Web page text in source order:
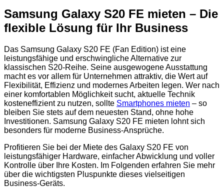
Samsung Galaxy S20 FE mieten – Die
flexible Lösung für Ihr Business
Das Samsung Galaxy S20 FE (Fan Edition) ist eine
leistungsfähige und erschwingliche Alternative zur
klassischen S20-Reihe. Seine ausgewogene Ausstattung
macht es vor allem für Unternehmen attraktiv, die Wert auf
Flexibilität, Effizienz und modernes Arbeiten legen. Wer nach
einer komfortablen Möglichkeit sucht, aktuelle Technik
kosteneffizient zu nutzen, sollte Smartphones mieten – so
bleiben Sie stets auf dem neuesten Stand, ohne hohe
Investitionen. Samsung Galaxy S20 FE mieten lohnt sich
besonders für moderne Business-Ansprüche.
Profitieren Sie bei der Miete des Galaxy S20 FE von
leistungsfähiger Hardware, einfacher Abwicklung und voller
Kontrolle über Ihre Kosten. Im Folgenden erfahren Sie mehr
über die wichtigsten Pluspunkte dieses vielseitigen
Business-Geräts.